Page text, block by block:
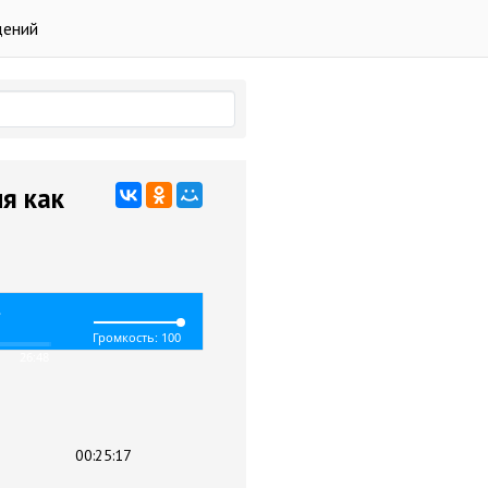
как
Громкость: 100
00:25:17